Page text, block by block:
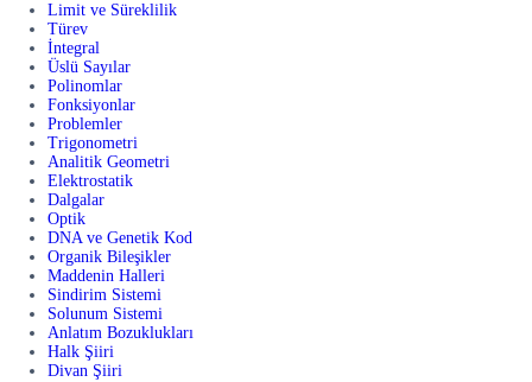
Limit ve Süreklilik
Türev
İntegral
Üslü Sayılar
Polinomlar
Fonksiyonlar
Problemler
Trigonometri
Analitik Geometri
Elektrostatik
Dalgalar
Optik
DNA ve Genetik Kod
Organik Bileşikler
Maddenin Halleri
Sindirim Sistemi
Solunum Sistemi
Anlatım Bozuklukları
Halk Şiiri
Divan Şiiri